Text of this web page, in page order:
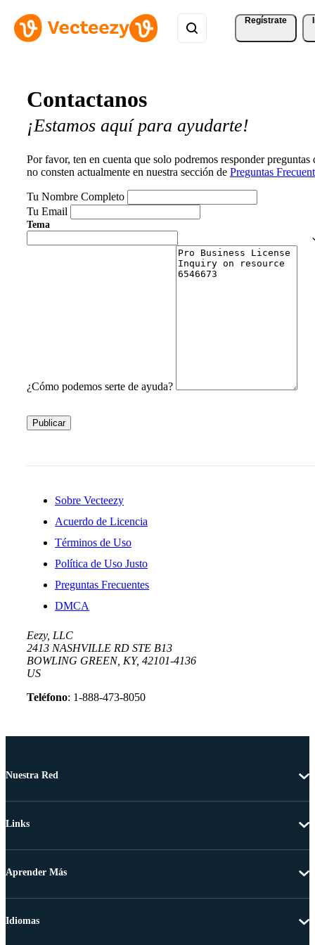
Regístrate
Contactanos
¡Estamos aquí para ayudarte!
Por favor, ten en cuenta que solo podremos responder preguntas
no consten actualmente en nuestra sección de Preguntas
Tu Nombre Completo
Tu Email
Tema
¿Cómo podemos serte de ayuda?
Publicar
Sobre Vecteezy
Acuerdo de Licencia
Términos de Uso
Política de Uso Justo
Preguntas Frecuentes
DMCA
Eezy, LLC
2413 NASHVILLE RD STE B13
BOWLING GREEN, KY, 42101-4136
US
Teléfono: 1-888-473-8050
Nuestra Red
Links
Aprender Más
Idiomas